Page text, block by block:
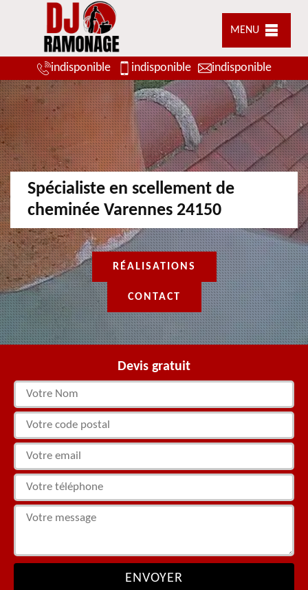
MENU
indisponible indisponible indisponible
Spécialiste en scellement de
cheminée Varennes 24150
RÉALISATIONS
CONTACT
Devis gratuit